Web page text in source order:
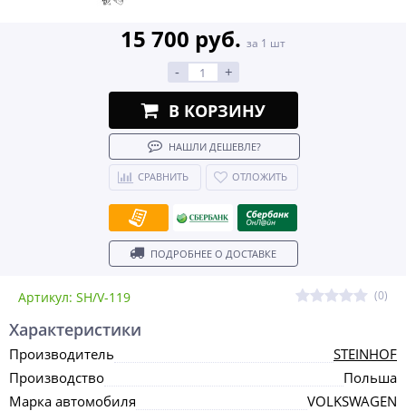
Артикул: SH/V-119 (0)
15 700 руб. за 1 шт
- +
В КОРЗИНУ
НАШЛИ ДЕШЕВЛЕ?
СРАВНИТЬ ОТЛОЖИТЬ
ПОДРОБНЕЕ О ДОСТАВКЕ
Характеристики
Производитель
STEINHOF
Производство
Польша
Марка автомобиля
VOLKSWAGEN